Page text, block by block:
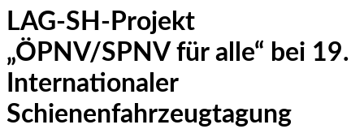
LAG-SH-Projekt
„ÖPNV/SPNV für alle“ bei 19.
Internationaler
Schienenfahrzeugtagung